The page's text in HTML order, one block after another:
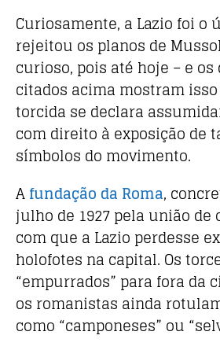
Curiosamente, a Lazio foi o
rejeitou os planos de
curioso, pois até hoje – e
citados acima mostram
torcida se declara
com direito à exposição de
símbolos do movimento.
Afundação da Roma,
julho de 1927 pela união de
com que a Lazio perdesse
holofotes na capital. Os
“empurrados” para fora da
os romanistas ainda
como “camponeses” ou